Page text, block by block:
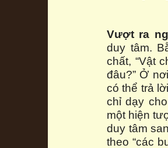
Vượt ra
duy tâm.
chất, “Vật
đâu?” Ở
có thể trả
chỉ dạy
một hiện
duy tâm
theo “các